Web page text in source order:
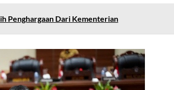
Penghargaan Dari Kementerian